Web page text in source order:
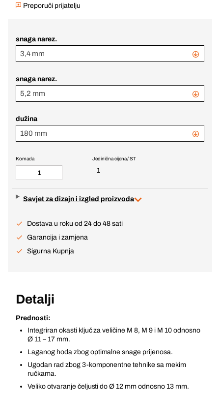
Preporuči prijatelju
snaga narez.
3,4 mm
snaga narez.
5,2 mm
dužina
180 mm
Jedinična cijena / ST
1
Komada
Savjet za dizajn i izgled proizvoda
Dostava u roku od 24 do 48 sati
Garancija i zamjena
Sigurna Kupnja
Detalji
Prednosti:
Integriran okasti ključ za veličine M 8, M 9 i M 10 odnosno
Ø 11 – 17 mm.
Laganog hoda zbog optimalne snage prijenosa.
Ugodan rad zbog 3-komponentne tehnike sa mekim
ručkama.
Veliko otvaranje čeljusti do Ø 12 mm odnosno 13 mm.